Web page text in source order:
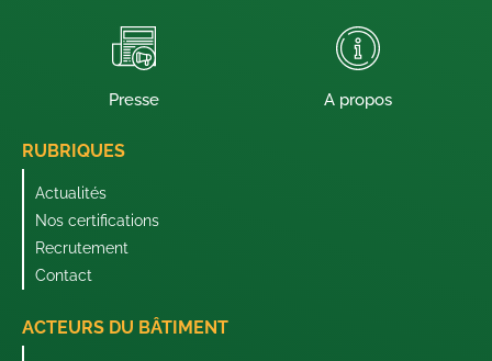
Presse A propos
RUBRIQUES
Actualités
Nos certifications
Recrutement
Contact
ACTEURS DU BÂTIMENT